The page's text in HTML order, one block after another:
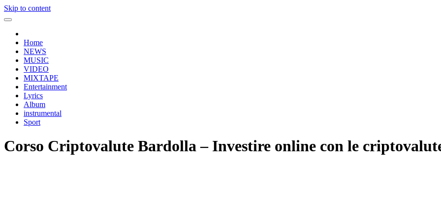
Skip to content
Home
NEWS
MUSIC
VIDEO
MIXTAPE
Entertainment
Lyrics
Album
instrumental
Sport
Corso Criptovalute Bardolla – Investire online con le